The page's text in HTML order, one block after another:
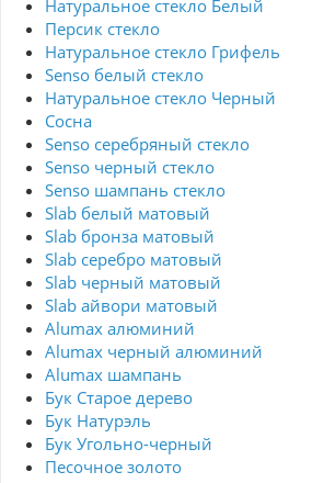
Натуральное стекло Белый
Персик стекло
Натуральное стекло Грифель
Senso белый стекло
Натуральное стекло Черный
Сосна
Senso серебряный стекло
Senso черный стекло
Senso шампань стекло
Slab белый матовый
Slab бронза матовый
Slab серебро матовый
Slab черный матовый
Slab айвори матовый
Alumax алюминий
Alumax черный алюминий
Alumax шампань
Бук Старое дерево
Бук Натурэль
Бук Угольно-черный
Песочное золото